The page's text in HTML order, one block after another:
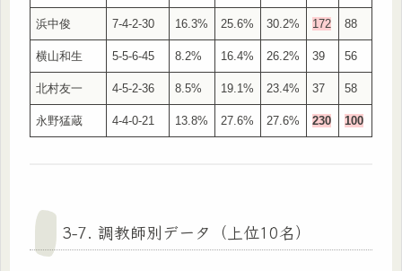
浜中俊 7-4-2-30 16.3% 25.6% 30.2% 172 88
横山和生 5-5-6-45 8.2% 16.4% 26.2% 39 56
北村友一 4-5-2-36 8.5% 19.1% 23.4% 37 58
永野猛蔵 4-4-0-21 13.8% 27.6% 27.6% 230 100
3-7. 調教師別データ（上位10名）